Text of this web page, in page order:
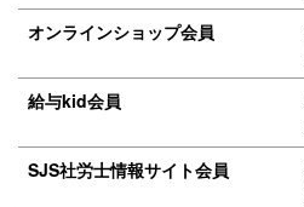
オンラインショップ会員
給与kid会員
SJS社労士情報サイト会員